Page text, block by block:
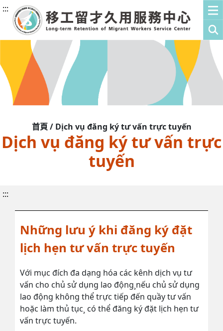
:::
首頁 / Dịch vụ đăng ký tư vấn trực tuyến
Dịch vụ đăng ký tư vấn trực
tuyến
:::
Những lưu ý khi đăng ký đặt
lịch hẹn tư vấn trực tuyến
Với mục đích đa dạng hóa các kênh dịch vụ tư
vấn cho chủ sử dụng lao động¸nếu chủ sử dụng
lao động không thể trực tiếp đến quầy tư vấn
hoặc làm thủ tục¸ có thể đăng ký đặt lịch hẹn tư
vấn trực tuyến.